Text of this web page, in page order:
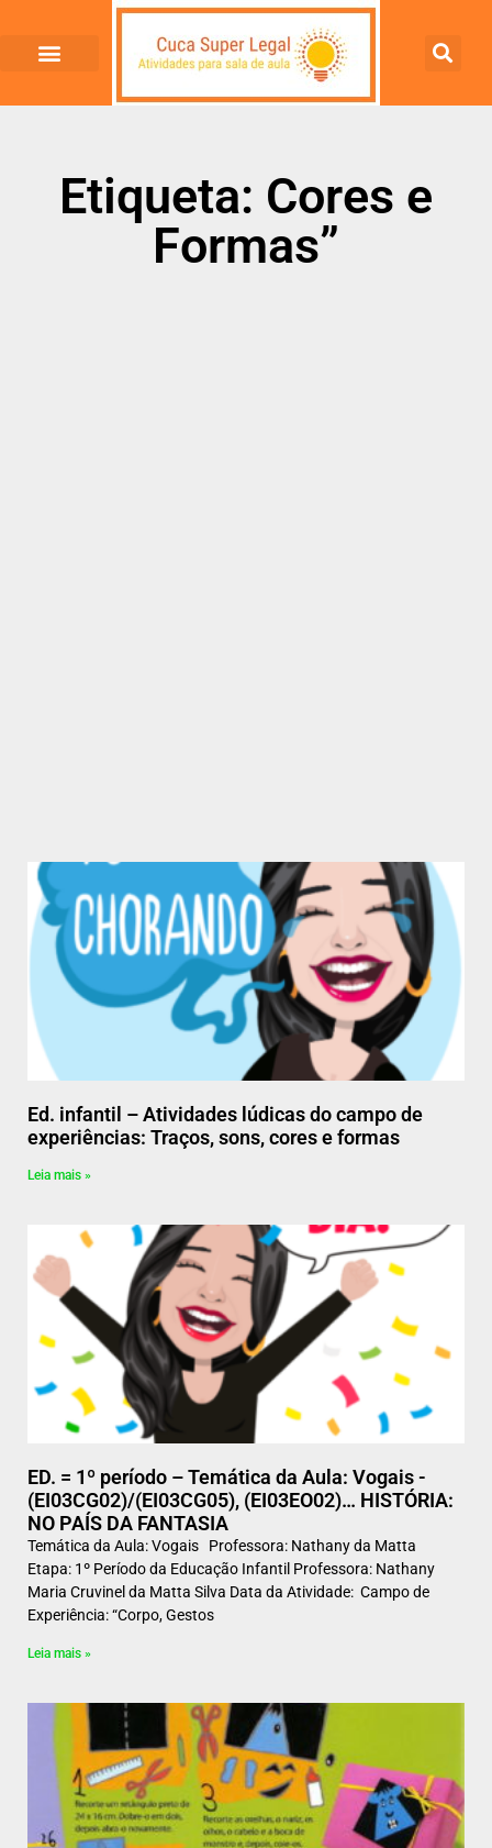
Etiqueta: Cores e
Formas”
Ed. infantil – Atividades lúdicas do campo de
experiências: Traços, sons, cores e formas
Leia mais »
ED. = 1º período – Temática da Aula: Vogais -
(EI03CG02)/(EI03CG05), (EI03EO02)… HISTÓRIA:
NO PAÍS DA FANTASIA
Temática da Aula: Vogais Professora: Nathany da Matta
Etapa: 1º Período da Educação Infantil Professora: Nathany
Maria Cruvinel da Matta Silva Data da Atividade: Campo de
Experiência: “Corpo, Gestos
Leia mais »